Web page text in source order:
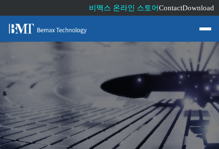
비맥스 온라인 스토어ContactDownload